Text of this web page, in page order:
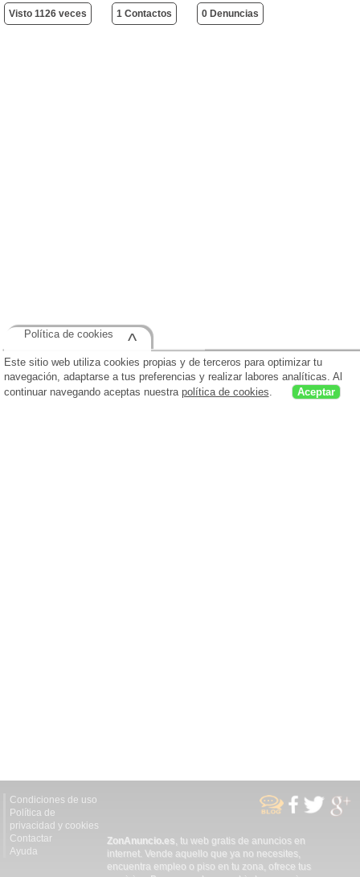
Visto 1126 veces 1 Contactos 0 Denuncias
Condiciones de uso
Política de
privacidad y cookies
Contactar
Ayuda
ZonAnuncio.es , tu web gratis de anuncios en
internet. Vende aquello que ya no necesites,
encuentra empleo o piso en tu zona, ofrece tus
Este sitio web utiliza cookies propias y de terceros para optimizar tu
navegación, adaptarse a tus preferencias y realizar labores analíticas. Al
continuar navegando aceptas nuestra política de cookies. Aceptar
Política de cookies ^